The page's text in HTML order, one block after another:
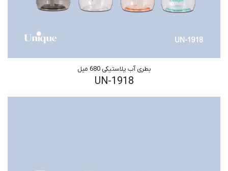
بطری آب پلاستیکی 680 میل
UN-1918